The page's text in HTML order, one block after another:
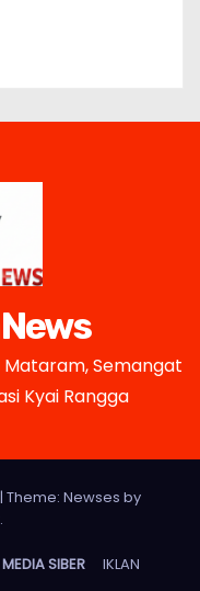
Semangat
Kyai Rangga
| Theme: Newses by
.
SIBER IKLAN